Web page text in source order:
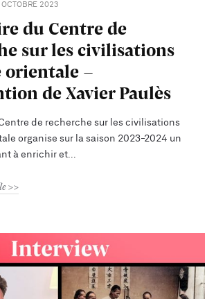
OCTOBRE 2023
du Centre de
sur les civilisations
orientale -
de Xavier Paulès
Centre de recherche sur les civilisations
organise sur la saison 2023-2024 un
à enrichir et